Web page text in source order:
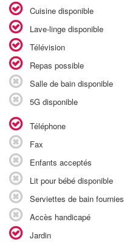
Cuisine disponible
Lave-linge disponible
Télévision
Repas possible
Salle de bain disponible
5G disponible
Téléphone
Fax
Enfants acceptés
Lit pour bébé disponible
Serviettes de bain fournies
Accès handicapé
Jardin